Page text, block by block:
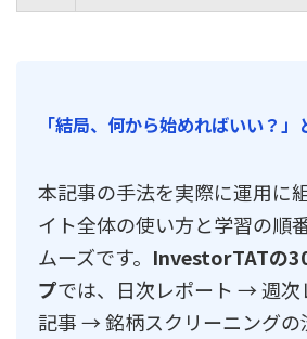
「結局、何から始めればいい？
本記事の手法を実際に運用に
イト全体の使い方と学習の順
ムーズです。 InvestorTATの
プでは、日次レポート → 週
記事 → 銘柄スクリーニングの